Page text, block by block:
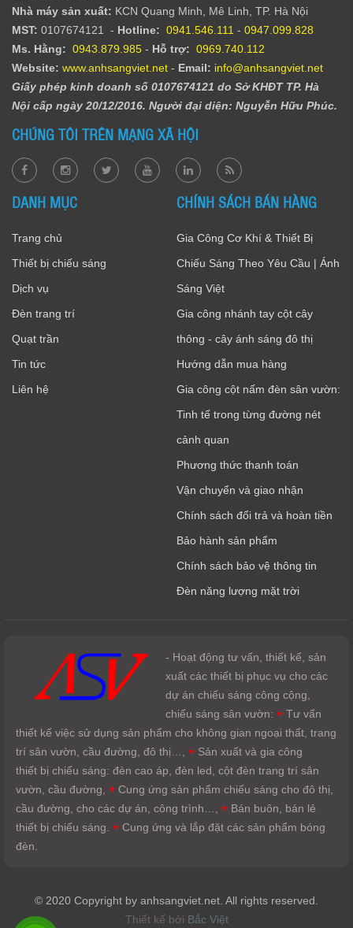
Nhà máy sản xuất: KCN Quang Minh, Mê Linh, TP. Hà Nội
MST: 0107674121 - Hotline: 0941.546.111 - 0947.099.828​
Ms. Hằng: 0943.879.985 - Hỗ trợ: 0969.740.112
Website: www.anhsangviet.net - Email: info@anhsangviet.net
Giấy phép kinh doanh số 0107674121 do Sở KHĐT TP. Hà
Nội cấp ngày 20/12/2016. Người đại diện: Nguyễn Hữu Phúc.
CHÚNG TÔI TRÊN MẠNG XÃ HỘI
DANH MỤC
Trang chủ
Thiết bị chiếu sáng
Dịch vụ
Đèn trang trí
Quạt trần
Tin tức
Liên hệ
CHÍNH SÁCH BÁN HÀNG
Gia Công Cơ Khí & Thiết Bị
Chiếu Sáng Theo Yêu Cầu | Ánh
Sáng Việt
Gia công nhánh tay cột cây
thông - cây ánh sáng đô thị
Hướng dẫn mua hàng
Gia công cột nấm đèn sân vườn:
Tinh tế trong từng đường nét
cảnh quan
Phương thức thanh toán
Vận chuyển và giao nhận
Chính sách đổi trả và hoàn tiền
Bảo hành sản phẩm
Chính sách bảo vệ thông tin
Đèn năng lượng mặt trời
- Hoạt động tư vấn, thiết kế, sản
xuất các thiết bị phục vụ cho các
dự án chiếu sáng công cộng,
chiếu sáng sân vườn: + Tư vấn
thiết kế việc sử dụng sản phẩm cho không gian ngoại thất, trang
trí sân vườn, cầu đường, đô thị…, + Sản xuất và gia công
thiết bị chiếu sáng: đèn cao áp, đèn led, cột đèn trang trí sân
vườn, cầu đường, + Cung ứng sản phẩm chiếu sáng cho đô thị,
cầu đường, cho các dự án, công trình…, + Bán buôn, bán lẻ
thiết bị chiếu sáng. + Cung ứng và lắp đặt các sản phẩm bóng
đèn.
© 2020 Copyright by anhsangviet.net. All rights reserved.
Thiết kế bởi Bắc Việt